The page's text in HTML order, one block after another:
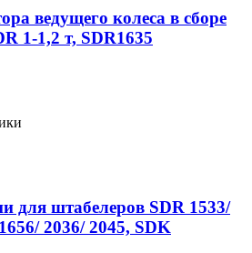
ведущего колеса в сборе
1-1,2 т, SDR1635
для штабелеров SDR 1533/
2036/ 2045, SDK